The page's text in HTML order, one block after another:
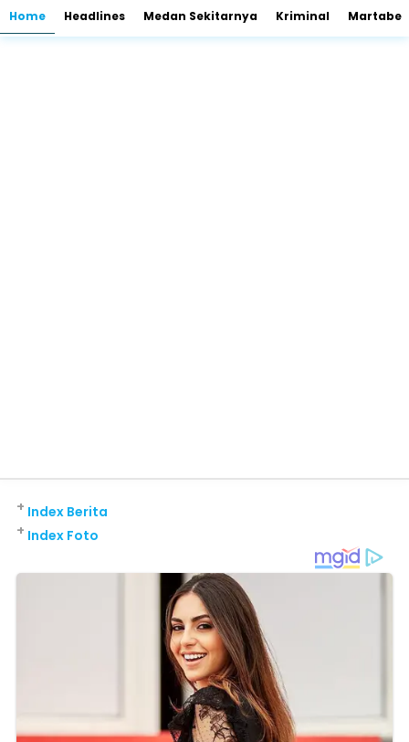
Home Headlines Medan Sekitarnya Kriminal Martabe
Index Berita
+
Index Foto
+